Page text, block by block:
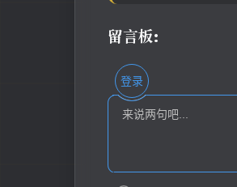
留言板:
登录